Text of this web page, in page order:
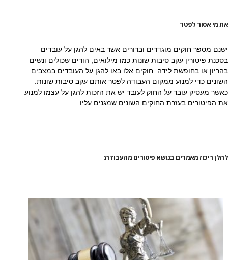
את מי אסור לפטר
ישנם מספר חוקים מוגדרים וברורים אשר באים להגן על עובדים
בסכנת פיטורין עקב סיבות שונות כמו מילואים, הורים שכולים ונשים
בהריון או בחופשת לידה. חוקים אלו באו להגן על העובדים במצבים
השונים כדי למנוע ממקום העבודה לפטר אותם עקב סיבות שונות.
כאשר מעסיק עובר על החוק לעובד יש את הזכות להגן על עצמו למנוע
את הפיטורים בעזרת החוקים השונים שמגנים עליו.
להלן ריכוז מאמרים בנושא פיטורים מהעבודה: